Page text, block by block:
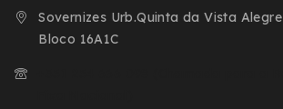
Sovernizes Urb.Quinta da Vista Alegre
Bloco 16A1C